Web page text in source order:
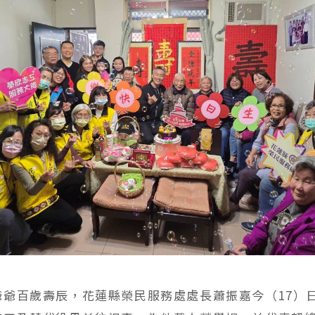
百歲壽辰，花蓮縣榮民服務處處長蕭振嘉今（17）